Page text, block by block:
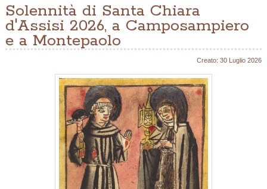
Solennità di Santa Chiara
d'Assisi 2026, a Camposampiero
e a Montepaolo
Creato: 30 Luglio 2026